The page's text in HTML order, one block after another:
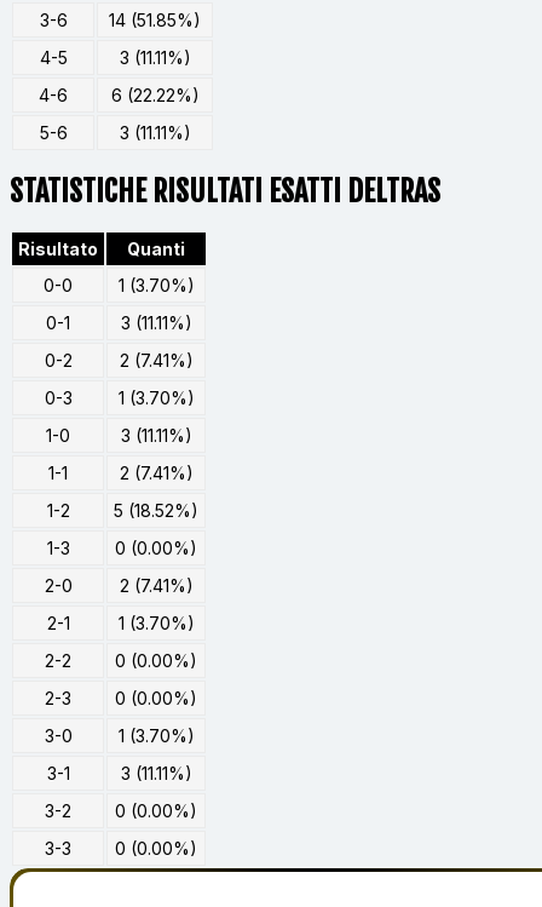
3-6
14 (51.85%)
4-5
3 (11.11%)
4-6
6 (22.22%)
5-6
3 (11.11%)
STATISTICHE RISULTATI ESATTI DELTRAS
Risultato
Quanti
0-0
1 (3.70%)
0-1
3 (11.11%)
0-2
2 (7.41%)
0-3
1 (3.70%)
1-0
3 (11.11%)
1-1
2 (7.41%)
1-2
5 (18.52%)
1-3
0 (0.00%)
2-0
2 (7.41%)
2-1
1 (3.70%)
2-2
0 (0.00%)
2-3
0 (0.00%)
3-0
1 (3.70%)
3-1
3 (11.11%)
3-2
0 (0.00%)
3-3
0 (0.00%)